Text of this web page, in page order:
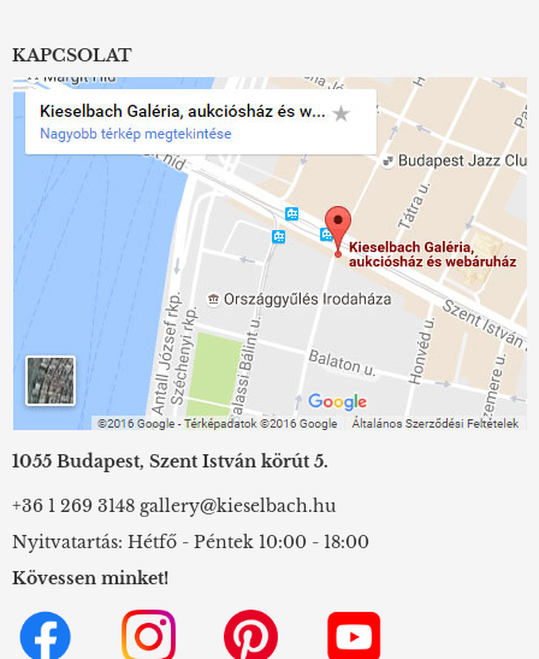
KAPCSOLAT
1055 Budapest, Szent István körút 5.
+36 1 269 3148 gallery@kieselbach.hu
Nyitvatartás: Hétfő - Péntek 10:00 - 18:00
Kövessen minket!